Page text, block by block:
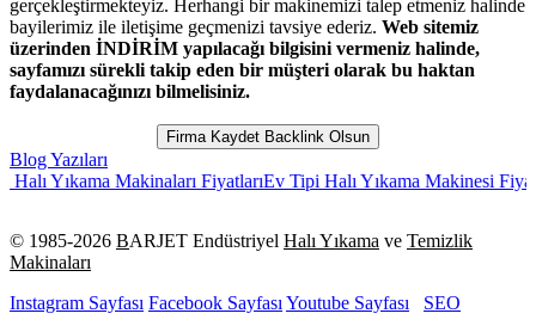
gerçekleştirmekteyiz. Herhangi bir makinemizi talep etmeniz halinde
bayilerimiz ile iletişime geçmenizi tavsiye ederiz. Web sitemiz
üzerinden İNDİRİM yapılacağı bilgisini vermeniz halinde,
sayfamızı sürekli takip eden bir müşteri olarak bu haktan
faydalanacağınızı bilmelisiniz.
Firma Kaydet Backlink Olsun
Blog Yazıları
Makinaları FiyatlarıEv Tipi Halı Yıkama Makinesi Fiyatları
© 1985-2026 BARJET Endüstriyel Halı Yıkama ve Temizlik
Makinaları
Instagram Sayfası Facebook SayfasıYoutube Sayfası SEO